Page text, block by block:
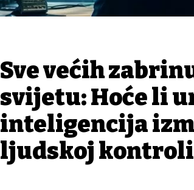
Sve većih
svijetu: Hoće li
inteligencija
ljudskoj